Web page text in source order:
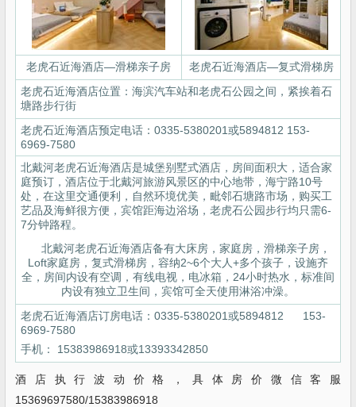
老虎石近海酒店—滑梯亲子房
老虎石近海酒店—复式滑梯房
老虎石近海酒店位置：海滨汽车站和老虎石公园之间，紧挨着石
塘路步行街
老虎石近海酒店预定电话：0335-5380201或5894812 153-
6969-7580
北戴河老虎石近海酒店是城堡别墅式酒店，房间面积大，适合家
庭预订，酒店位于北戴河旅游风景区的中心地带，海宁路10号
处，在这里交通便利，自然环境优美，毗邻石塘路市场，购买工
艺品及海鲜很方便，宾馆距海边浴场，老虎石公园步行均只需6-
7分钟路程。
北戴河老虎石近海酒店备有大床房，家庭房，滑梯亲子房，
Loft家庭房，复式滑梯房，容纳2~6个大人+多个孩子，设施齐
全，房间内设有空调，有线电视，电冰箱，24小时热水，标准间
内设有独立卫生间，宾馆可全天使用淋浴冲澡。
老虎石近海酒店订房电话：0335-5380201或5894812 153-
6969-7580
手机： 15383986918或13393342850
酒店执行波动价格，具体房价微信客服
15369697580/15383986918